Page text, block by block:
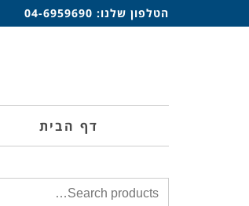
הטלפון שלנו: 04-6959690
דף הבית